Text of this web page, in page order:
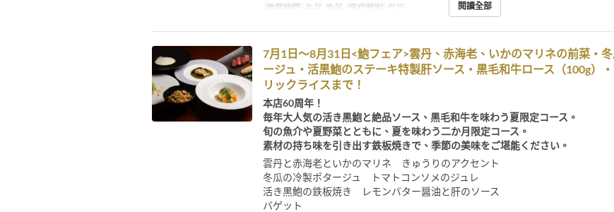
進餐時間
午餐, 晚餐 座位類別 餐厅 閱讀全部
7月1日～8月31日<鮑フェア>雲丹、赤海老、いかのマリネの前菜・
ージュ・活黒鮑のステーキ特製肝ソース・黒毛和牛ロース（100g）
リックライスまで！
本店60周年！
毎年大人気の活き黒鮑と絶品ソース、黒毛和牛を味わう夏限定コース。
旬の魚介や夏野菜とともに、夏を味わう二か月限定コース。
素材の持ち味を引き出す鉄板焼きで、季節の美味をご堪能ください。
雲丹と赤海老といかのマリネ きゅうりのアクセント
冬瓜の冷製ポタージュ トマトコンソメのジュレ
活き黒鮑の鉄板焼き レモンバター醤油と肝のソース
バゲット